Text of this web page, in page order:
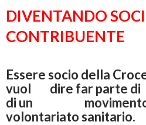
DIVENTANDO
CONTRIBUENTE
Essere socio della
vuol dire far parte di
di un movimento
volontariato sanitario.